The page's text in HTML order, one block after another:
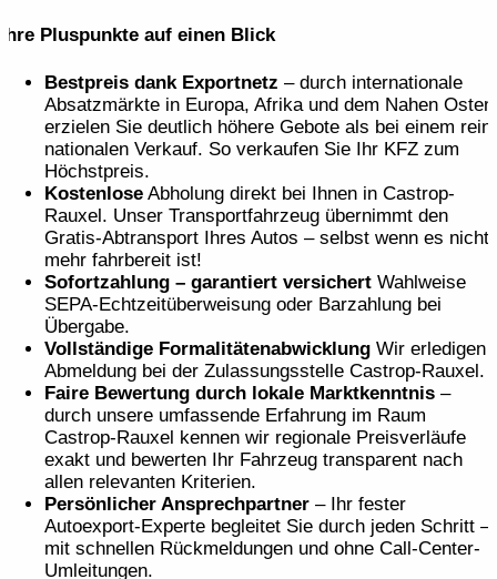
Ihre Pluspunkte auf einen Blick
Bestpreis dank Exportnetz – durch internationale
Absatzmärkte in Europa, Afrika und dem Nahen Osten
erzielen Sie deutlich höhere Gebote als bei einem rein
nationalen Verkauf. So verkaufen Sie Ihr KFZ zum
Höchstpreis.
Kostenlose Abholung direkt bei Ihnen in Castrop-
Rauxel. Unser Transportfahrzeug übernimmt den
Gratis-Abtransport Ihres Autos – selbst wenn es nicht
mehr fahrbereit ist!
Sofortzahlung – garantiert versichert Wahlweise
SEPA-Echtzeit­überweisung oder Barzahlung bei
Übergabe.
Vollständige Formalitäten­abwicklung Wir erledigen
Abmeldung bei der Zulassungs­stelle Castrop-Rauxel.
Faire Bewertung durch lokale Marktkenntnis –
durch unsere umfassende Erfahrung im Raum
Castrop-Rauxel kennen wir regionale Preisverläufe
exakt und bewerten Ihr Fahrzeug transparent nach
allen relevanten Kriterien.
Persönlicher Ansprechpartner – Ihr fester
Autoexport-Experte begleitet Sie durch jeden Schritt –
mit schnellen Rückmeldungen und ohne Call-Center-
Umleitungen.